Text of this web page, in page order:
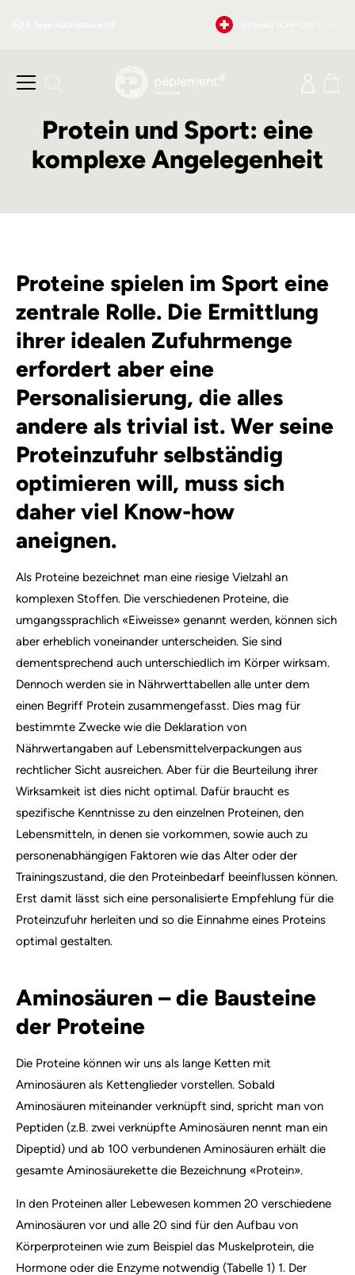
Währung
Seitennavigation
Protein und Sport: eine
komplexe Angelegenheit
Proteine spielen im Sport eine
zentrale Rolle. Die Ermittlung
ihrer idealen Zufuhrmenge
erfordert aber eine
Personalisierung, die alles
andere als trivial ist. Wer seine
Proteinzufuhr selbständig
optimieren will, muss sich
daher viel Know-how
aneignen.
Als Proteine bezeichnet man eine riesige Vielzahl an
komplexen Stoffen. Die verschiedenen Proteine, die
umgangssprachlich «Eiweisse» genannt werden, können sich
aber erheblich voneinander unterscheiden. Sie sind
dementsprechend auch unterschiedlich im Körper wirksam.
Dennoch werden sie in Nährwerttabellen alle unter dem
einen Begriff Protein zusammengefasst. Dies mag für
bestimmte Zwecke wie die Deklaration von
Nährwertangaben auf Lebensmittelverpackungen aus
rechtlicher Sicht ausreichen. Aber für die Beurteilung ihrer
Wirksamkeit ist dies nicht optimal. Dafür braucht es
spezifische Kenntnisse zu den einzelnen Proteinen, den
Lebensmitteln, in denen sie vorkommen, sowie auch zu
personenabhängigen Faktoren wie das Alter oder der
Trainingszustand, die den Proteinbedarf beeinflussen können.
Erst damit lässt sich eine personalisierte Empfehlung für die
Proteinzufuhr herleiten und so die Einnahme eines Proteins
optimal gestalten.
Aminosäuren – die Bausteine
der Proteine
Die Proteine können wir uns als lange Ketten mit
Aminosäuren als Kettenglieder vorstellen. Sobald
Aminosäuren miteinander verknüpft sind, spricht man von
Peptiden (z.B. zwei verknüpfte Aminosäuren nennt man ein
Dipeptid) und ab 100 verbundenen Aminosäuren erhält die
gesamte Aminosäurekette die Bezeichnung «Protein».
In den Proteinen aller Lebewesen kommen 20 verschiedene
Aminosäuren vor und alle 20 sind für den Aufbau von
Körperproteinen wie zum Beispiel das Muskelprotein, die
Hormone oder die Enzyme notwendig (Tabelle 1) 1. Der